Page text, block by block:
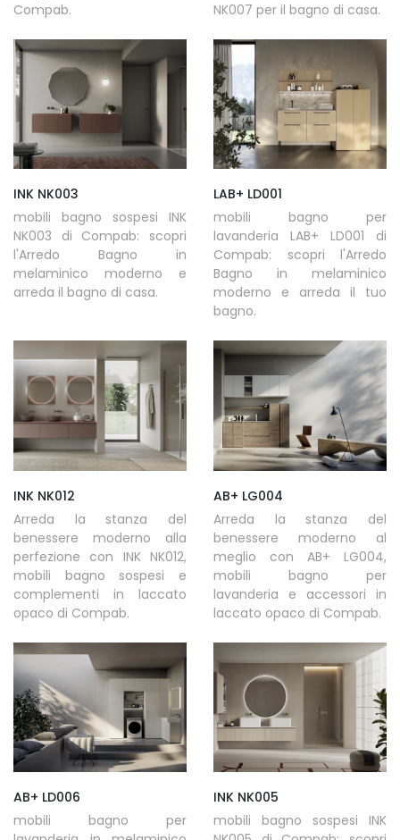
Compab.
NK007 per il bagno di casa.
INK NK003
mobili bagno sospesi INK
NK003 di Compab: scopri
l'Arredo Bagno in
melaminico moderno e
arreda il bagno di casa.
LAB+ LD001
mobili bagno per
lavanderia LAB+ LD001 di
Compab: scopri l'Arredo
Bagno in melaminico
moderno e arreda il tuo
bagno.
INK NK012
Arreda la stanza del
benessere moderno alla
perfezione con INK NK012,
mobili bagno sospesi e
complementi in laccato
opaco di Compab.
AB+ LG004
Arreda la stanza del
benessere moderno al
meglio con AB+ LG004,
mobili bagno per
lavanderia e accessori in
laccato opaco di Compab.
AB+ LD006
mobili bagno per
INK NK005
mobili bagno sospesi INK